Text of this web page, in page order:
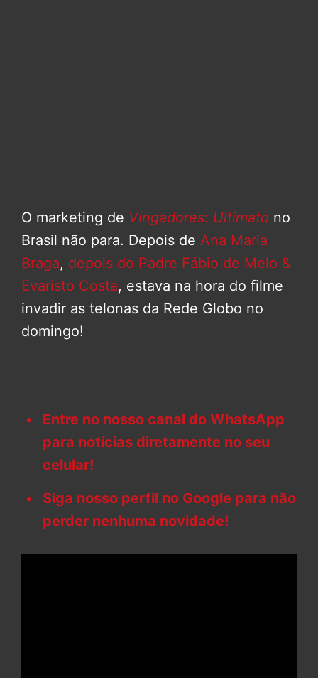
O marketing de Vingadores: Ultimato no
Brasil não para. Depois de Ana Maria
Braga, depois do Padre Fábio de Melo &
Evaristo Costa, estava na hora do filme
invadir as telonas da Rede Globo no
domingo!
Entre no nosso canal do WhatsApp
para notícias diretamente no seu
celular!
Siga nosso perfil no Google para não
perder nenhuma novidade!